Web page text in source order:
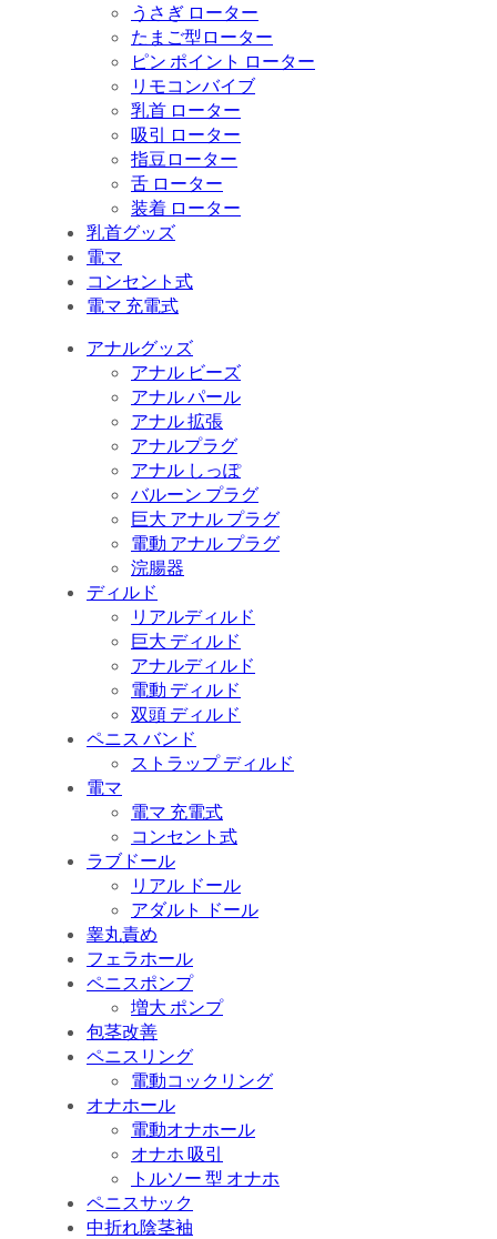
うさぎ ローター
たまご型ローター
ピン ポイント ローター
リモコンバイブ
乳首 ローター
吸引 ローター
指豆ローター
舌 ローター
装着 ローター
乳首グッズ
電マ
コンセント式
電マ 充電式
アナルグッズ
アナル ビーズ
アナル パール
アナル 拡張
アナルプラグ
アナル しっぽ
バルーン プラグ
巨大 アナル プラグ
電動 アナル プラグ
浣腸器
ディルド
リアルディルド
巨大 ディルド
アナルディルド
電動 ディルド
双頭 ディルド
ペニス バンド
ストラップ ディルド
電マ
電マ 充電式
コンセント式
ラブドール
リアル ドール
アダルト ドール
睾丸責め
フェラホール
ペニスポンプ
増大 ポンプ
包茎改善
ペニスリング
電動コックリング
オナホール
電動オナホール
オナホ 吸引
トルソー 型 オナホ
ペニスサック
中折れ陰茎袖